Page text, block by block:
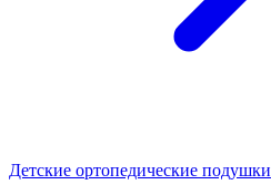
Детские ортопедические подушки